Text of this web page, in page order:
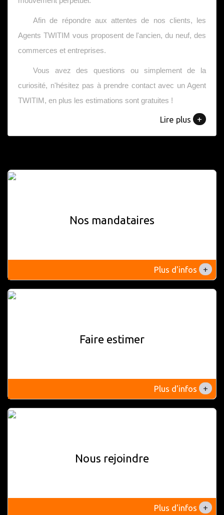
Afin de répondre aux attentes de nos clients, les
Agents TWITIM vous proposent de l'ancien, du neuf, des
commerces et entreprises.
Vous avez des questions ou simplement de la
curiosité, n'hésitez pas à prendre contact avec un Agent
TWITIM, en plus les estimations sont gratuites !
Lire plus +
Nos mandataires
Plus d'infos +
Faire estimer
Plus d'infos +
Nous rejoindre
Plus d'infos +